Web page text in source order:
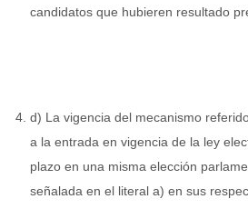
candidatos que hubieren resultado
d) La vigencia del mecanismo
a la entrada en vigencia de la ley
plazo en una misma elección
señalada en el literal a) en sus